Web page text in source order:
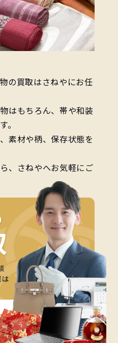
の買取はさねやにお任
はもちろん、帯や和装
。
素材や柄、保存状態を
、さねやへお気軽にご